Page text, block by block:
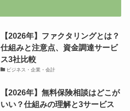
【2026年】ファクタリングとは？
仕組みと注意点、資金調達サービ
ス3社比較
ビジネス・企業・会計
【2026年】無料保険相談はどこが
いい？仕組みの理解と3サービス